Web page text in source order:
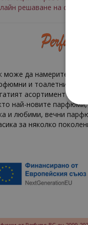
решаване на спорове
може да намерите
и тоалетни води
асортимент на
най-новите парфюми,
и любими, вечни
за няколко